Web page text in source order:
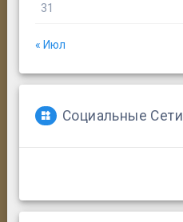
31
« Июл
Социальные Сети